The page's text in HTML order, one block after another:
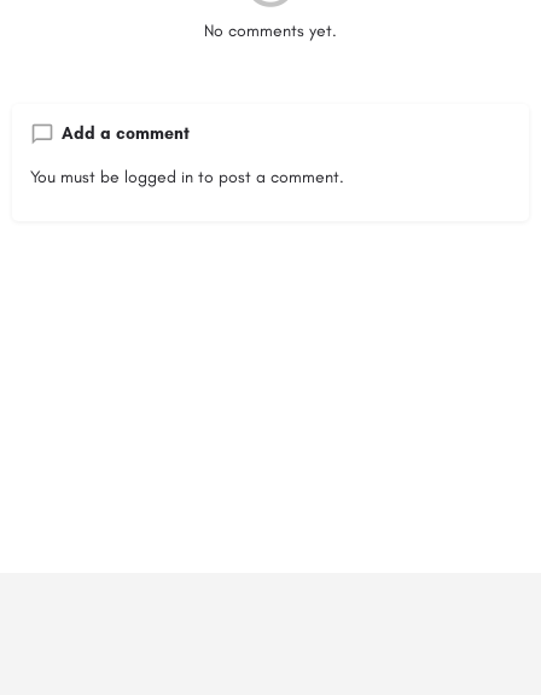
No comments yet.
Add a comment
You must be logged in to post a comment.